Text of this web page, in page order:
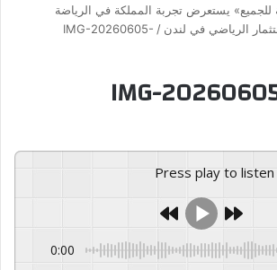
للجميع» يستعرض تجربة المملكة في الرياضة
الرياضي في لندن /
IMG-20260605-
IMG-
Press play to
0:00